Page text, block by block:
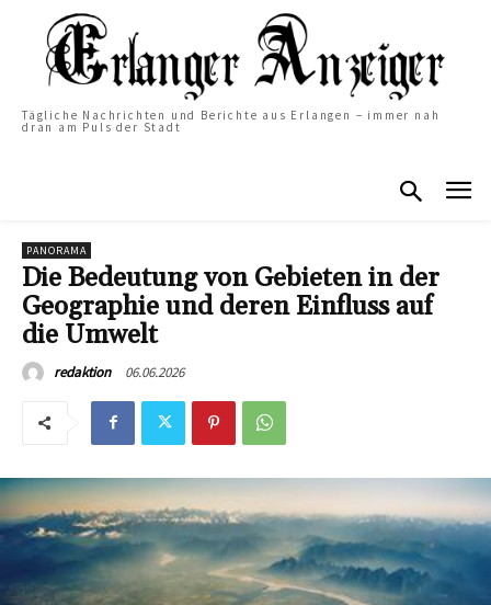
Tägliche Nachrichten und Berichte aus Erlangen – immer nah
dran am Puls der Stadt
PANORAMA
Die Bedeutung von Gebieten in der
Geographie und deren Einfluss auf
die Umwelt
redaktion 06.06.2026